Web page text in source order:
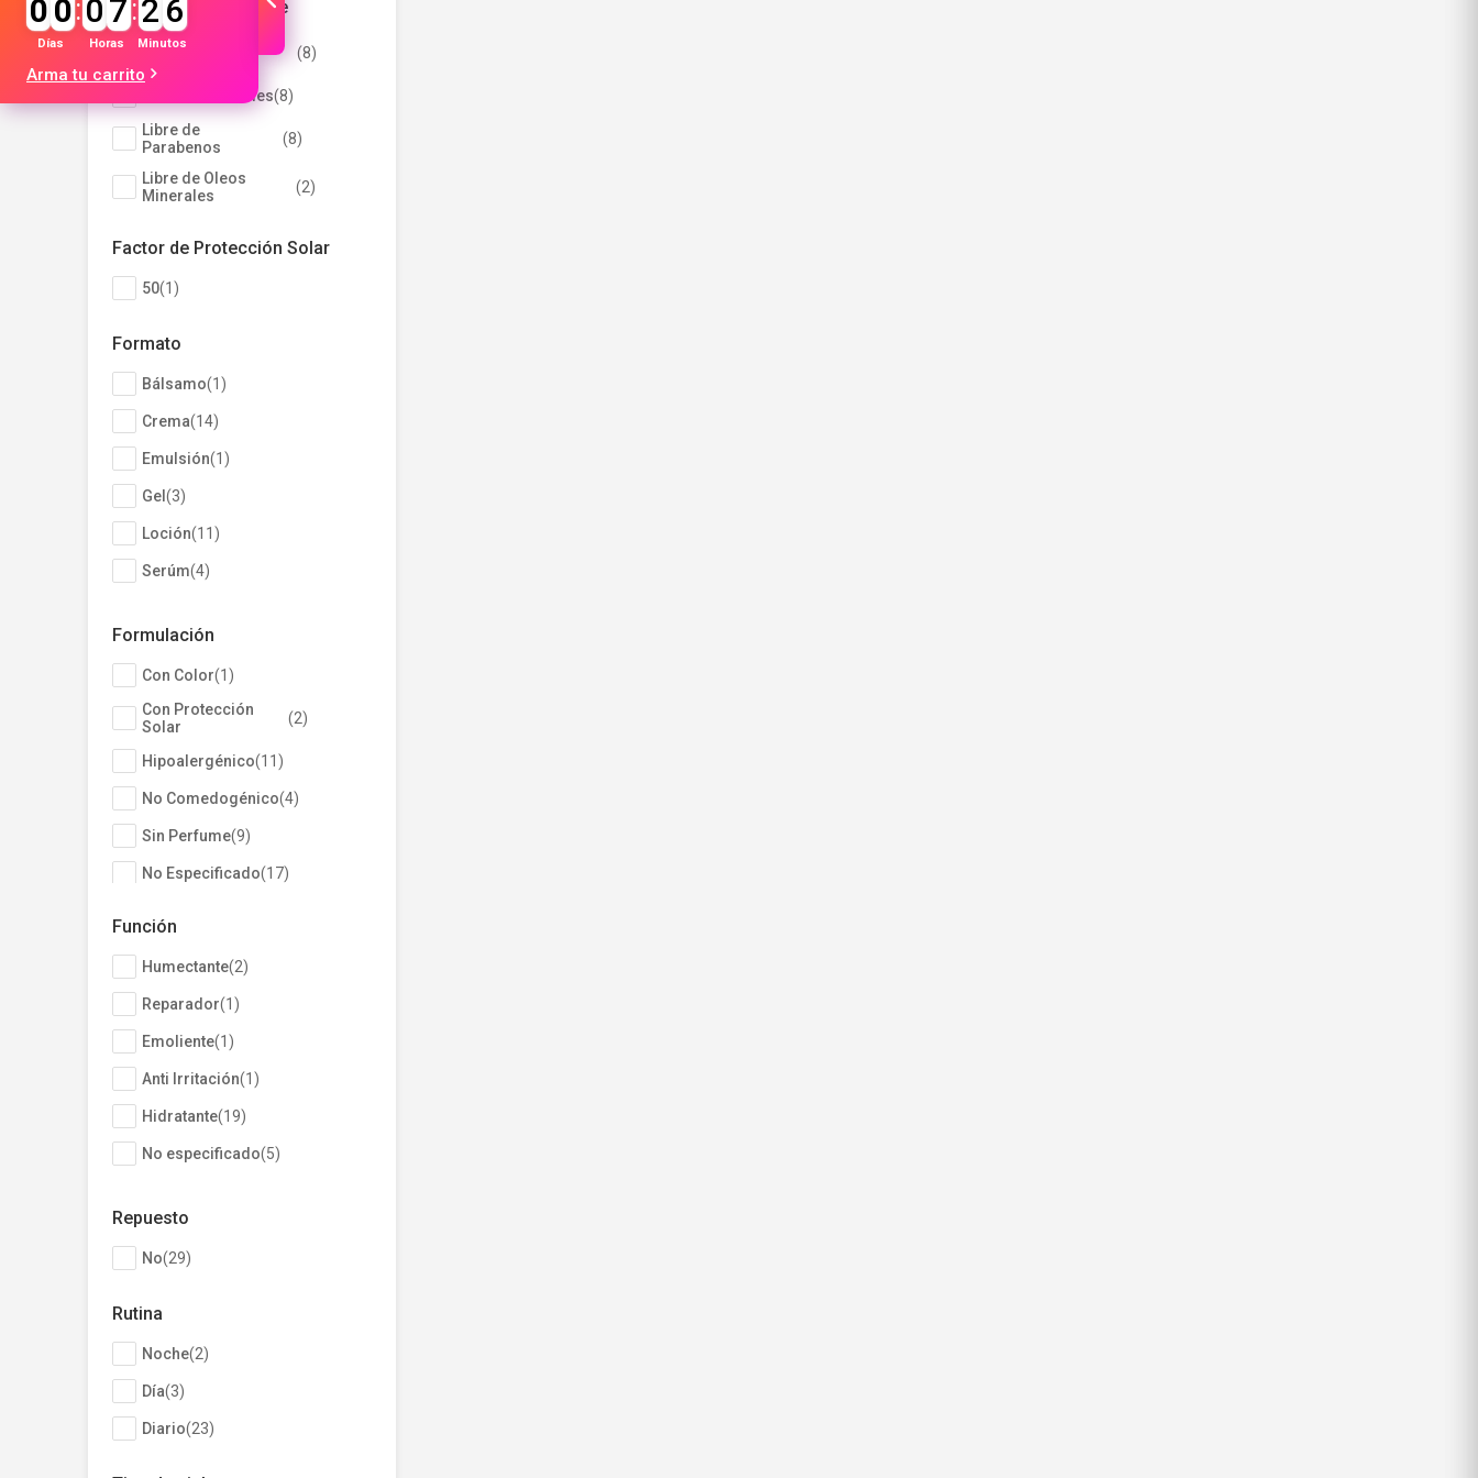
0 0
Días
:0 7
Horas
:2 6
Minutos
Arma tu carrito
Consumo Consciente
No Testeado en
(8)
Packs Reciclables(8)
Libre de
Parabenos
(8)
Libre de Oleos
Minerales
(2)
Factor de Protección Solar
50(1 )
Formato
Bálsamo(1 )
Crema(14)
Emulsión(1 )
Gel(3)
Loción(11 )
Serúm(4)
No especificado
Espuma(2)
Toallitas(1)
Formulación
Con Color(1 )
Con Protección
Solar
(2)
Hipoalergénico(11 )
No Comedogénico(4)
Sin Perfume(9)
No Especificado(17)
Función
Humectante(2)
Reparador(1 )
Emoliente(1 )
Anti Irritación(1 )
Hidratante(19)
No especificado(5)
Repuesto
No(29)
Rutina
Noche(2)
Día(3)
Diario(23)